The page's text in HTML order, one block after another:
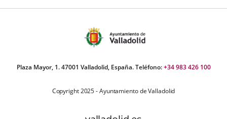
Plaza Mayor, 1. 47001 Valladolid, España. Teléfono:+34 983 426 100
Copyright 2025 - Ayuntamiento de Valladolid